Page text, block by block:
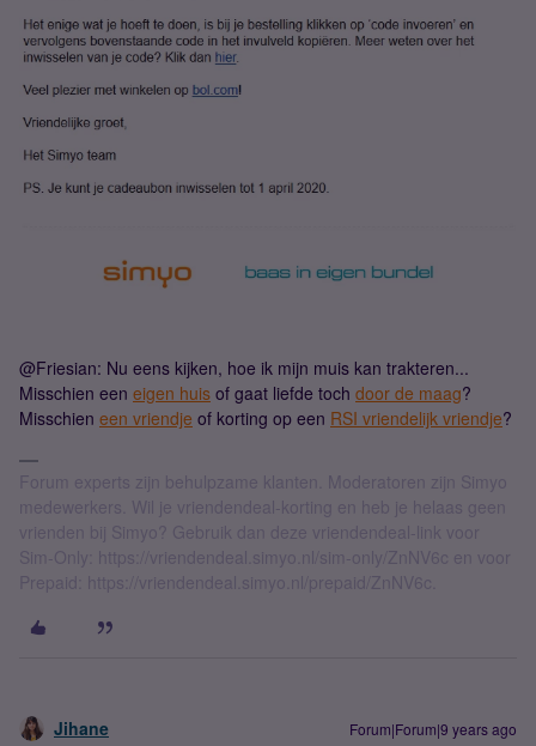
@Friesian: Nu eens kijken, hoe ik mijn muis kan trakteren...
Misschien een eigen huis of gaat liefde toch door de maag?
Misschien een vriendje of korting op een RSI vriendelijk vriendje?
Forum experts zijn behulpzame klanten. Moderatoren zijn Simyo
medewerkers. Wil je vriendendeal-korting en heb je helaas geen
vrienden bij Simyo? Gebruik dan deze vriendendeal-link voor
Sim-Only: https://vriendendeal.simyo.nl/sim-only/ZnNV6c en voor
Prepaid: https://vriendendeal.simyo.nl/prepaid/ZnNV6c.
Jihane Forum|Forum|9 years ago